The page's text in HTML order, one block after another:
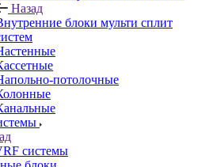
Назад
блоки мульти сплит
потолочные
системы